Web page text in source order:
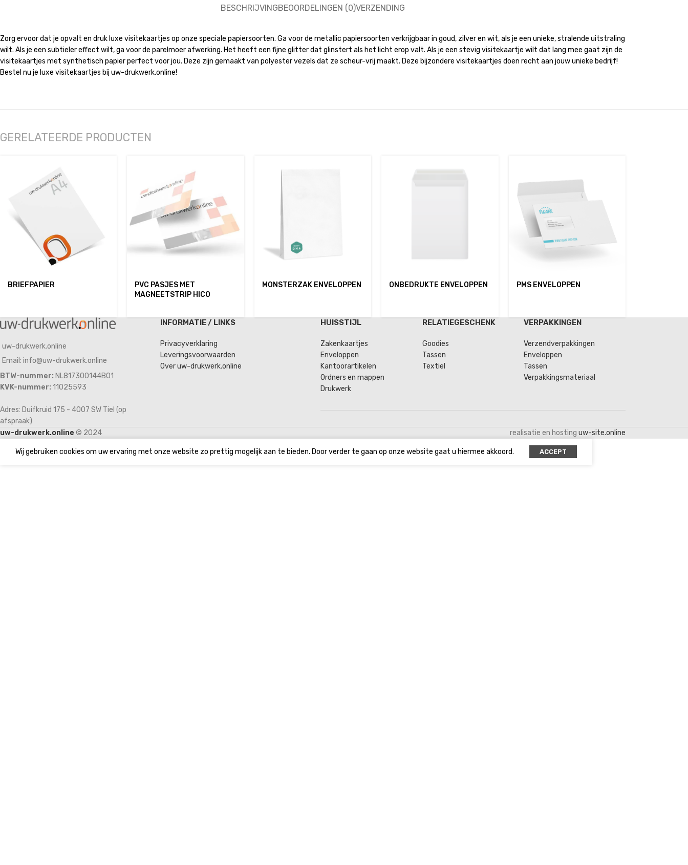
BESCHRIJVINGBEOORDELINGEN (0)VERZENDING
Zorg ervoor dat je opvalt en druk luxe visitekaartjes op onze speciale papiersoorten. Ga voor de metallic papiersoorten verkrijgbaar in goud, zilver en wit, als je een unieke, stralende uitstraling
wilt. Als je een subtieler effect wilt, ga voor de parelmoer afwerking. Het heeft een fijne glitter dat glinstert als het licht erop valt. Als je een stevig visitekaartje wilt dat lang mee gaat zijn de
visitekaartjes met synthetisch papier perfect voor jou. Deze zijn gemaakt van polyester vezels dat ze scheur-vrij maakt. Deze bijzondere visitekaartjes doen recht aan jouw unieke bedrijf!
Bestel nu je luxe visitekaartjes bij uw-drukwerk.online!
GERELATEERDE PRODUCTEN
BRIEFPAPIER
PVC PASJES MET
MAGNEETSTRIP HICO
MONSTERZAK ENVELOPPEN ONBEDRUKTE ENVELOPPEN PMS ENVELOPPEN
uw-drukwerk.online
Email: info@uw-drukwerk.online
BTW-nummer: NL817300144B01
KVK-nummer: 11025593
Adres: Duifkruid 175 - 4007 SW Tiel (op
afspraak)
INFORMATIE / LINKS
Privacyverklaring
Leveringsvoorwaarden
Over uw-drukwerk.online
HUISSTIJL
Zakenkaartjes
Enveloppen
Kantoorartikelen
Ordners en mappen
Drukwerk
RELATIEGESCHENK
Goodies
Tassen
Textiel
VERPAKKINGEN
Verzendverpakkingen
Enveloppen
Tassen
Verpakkingsmateriaal
uw-drukwerk.online © 2024 realisatie en hosting uw-site.online
Wij gebruiken cookies om uw ervaring met onze website zo prettig mogelijk aan te bieden. Door verder te gaan op onze website gaat u hiermee akkoord. ACCEPT